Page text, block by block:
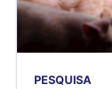
PESQUISA